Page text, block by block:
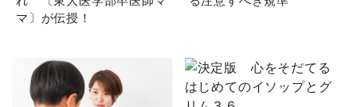
マ〕が伝授！